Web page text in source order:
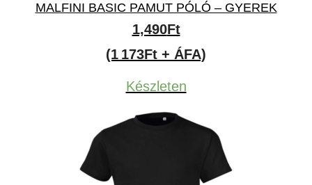
MALFINI BASIC PAMUT PÓLÓ – GYEREK
1,490Ft
(1 173Ft + ÁFA)
Készleten